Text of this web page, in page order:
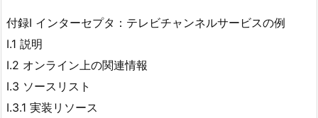
付録I インターセプタ：テレビチャンネルサービスの例
I.1 説明
I.2 オンライン上の関連情報
I.3 ソースリスト
I.3.1 実装リソース